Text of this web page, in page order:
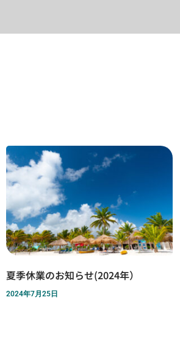
夏季休業のお知らせ(2024年）
2024年7月25日